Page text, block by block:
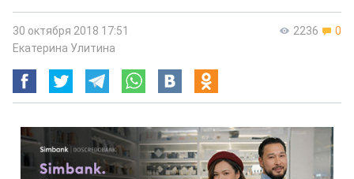
2236 0
30 октября 2018 17:51
Екатерина Улитина